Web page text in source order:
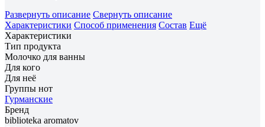
Развернуть описание Свернуть описание
Характеристики Способ применения Состав Ещё
Характеристики
Тип продукта
Молочко для ванны
Для кого
Для неё
Группы нот
Гурманские
Бренд
biblioteka aromatov